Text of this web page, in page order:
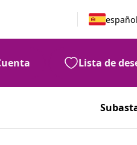
español
Lista de